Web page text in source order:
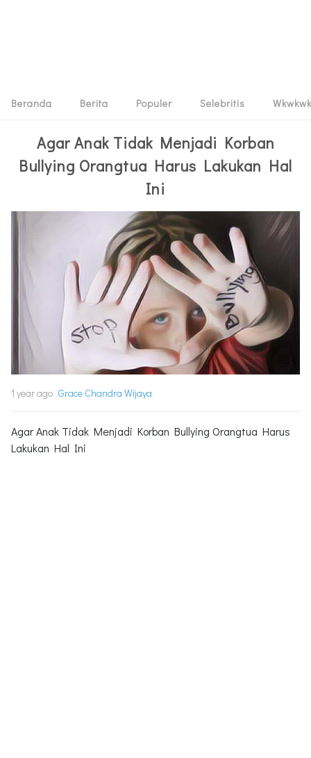
Beranda Berita Populer Selebritis Wkwkwk
Agar Anak Tidak Menjadi Korban
Bullying Orangtua Harus Lakukan Hal
Ini
1 year ago Grace Chandra Wijaya
Agar Anak Tidak Menjadi Korban Bullying Orangtua Harus
Lakukan Hal Ini